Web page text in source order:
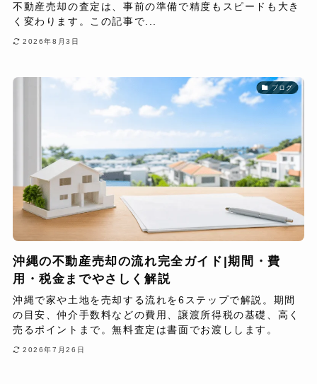
不動産売却の査定は、事前の準備で精度もスピードも大き
く変わります。この記事で...
2026年8月3日
ブログ
沖縄の不動産売却の流れ完全ガイド|期間・費
用・税金までやさしく解説
沖縄で家や土地を売却する流れを6ステップで解説。期間
の目安、仲介手数料などの費用、譲渡所得税の基礎、高く
売るポイントまで。無料査定は書面でお渡しします。
2026年7月26日